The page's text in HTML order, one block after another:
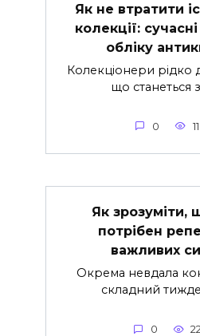
Як не втратити
колекції:
обліку
Колекціонери рідко
що станеться
0
Як зрозуміти,
потрібен
важливих
Окрема невдала
складний
0